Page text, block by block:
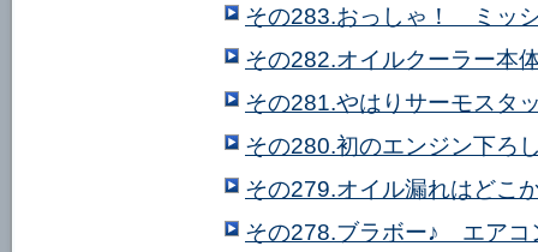
その283.おっしゃ！ ミッ
その282.オイルクーラー本
その281.やはりサーモスタ
その280.初のエンジン下ろ
その279.オイル漏れはどこ
その278.ブラボー♪ エアコ